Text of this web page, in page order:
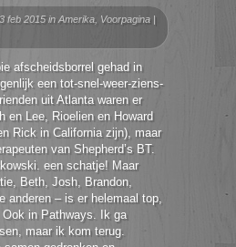
feb 2015 in Amerika Voorpagina |
afscheidsborrel gehad in
een tot-snel-weer-ziens-
uit Atlanta waren er
en Lee, Rioelien en Howard
Rick in California zijn), maar
van Shepherd’s BT.
een schatje! Maar
Beth, Josh, Brandon,
anderen – is er helemaal top,
in Pathways. Ik ga
maar ik kom terug.